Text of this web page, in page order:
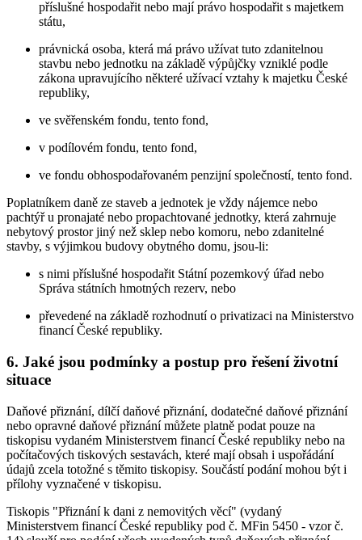
příslušné hospodařit nebo mají právo hospodařit s majetkem
státu,
právnická osoba, která má právo užívat tuto zdanitelnou
stavbu nebo jednotku na základě výpůjčky vzniklé podle
zákona upravujícího některé užívací vztahy k majetku České
republiky,
ve svěřenském fondu, tento fond,
v podílovém fondu, tento fond,
ve fondu obhospodařovaném penzijní společností, tento fond.
Poplatníkem daně ze staveb a jednotek je vždy nájemce nebo
pachtýř u pronajaté nebo propachtované jednotky, která zahrnuje
nebytový prostor jiný než sklep nebo komoru, nebo zdanitelné
stavby, s výjimkou budovy obytného domu, jsou-li:
s nimi příslušné hospodařit Státní pozemkový úřad nebo
Správa státních hmotných rezerv, nebo
převedené na základě rozhodnutí o privatizaci na Ministerstvo
financí České republiky.
6. Jaké jsou podmínky a postup pro řešení životní
situace
Daňové přiznání, dílčí daňové přiznání, dodatečné daňové přiznání
nebo opravné daňové přiznání můžete platně podat pouze na
tiskopisu vydaném Ministerstvem financí České republiky nebo na
počítačových tiskových sestavách, které mají obsah i uspořádání
údajů zcela totožné s těmito tiskopisy. Součástí podání mohou být i
přílohy vyznačené v tiskopisu.
Tiskopis "Přiznání k dani z nemovitých věcí" (vydaný
Ministerstvem financí České republiky pod č. MFin 5450 - vzor č.